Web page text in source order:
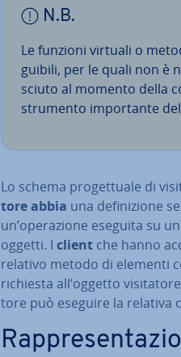
N.B.
Le funzioni virtuali o
gui­bi­li, per le quali non è
sciu­to al momento della
strumento im­por­tan­te
Lo schema pro­get­tua­le di
to­re abbia una de­fi­ni­zio­ne
un’ope­ra­zio­ne eseguita su
oggetti. I client che hanno
relativo metodo di elementi
richiesta all’oggetto
to­re può eseguire la relativa